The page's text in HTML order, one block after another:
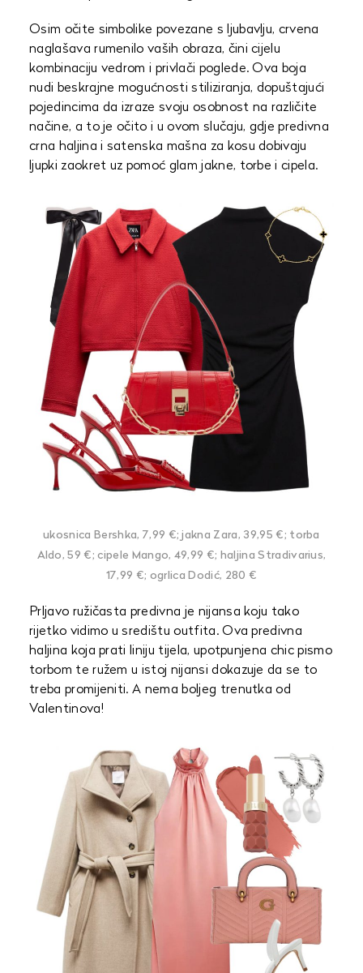
Osim očite simbolike povezane s ljubavlju, crvena
naglašava rumenilo vaših obraza, čini cijelu
kombinaciju vedrom i privlači poglede. Ova boja
nudi beskrajne mogućnosti stiliziranja, dopuštajući
pojedincima da izraze svoju osobnost na različite
načine, a to je očito i u ovom slučaju, gdje predivna
crna haljina i satenska mašna za kosu dobivaju
ljupki zaokret uz pomoć glam jakne, torbe i cipela.
ukosnica Bershka, 7,99 €; jakna Zara, 39,95 €; torba
Aldo, 59 €; cipele Mango, 49,99 €; haljina Stradivarius,
17,99 €; ogrlica Dodić, 280 €
Prljavo ružičasta predivna je nijansa koju tako
rijetko vidimo u središtu outfita. Ova predivna
haljina koja prati liniju tijela, upotpunjena chic pismo
torbom te ružem u istoj nijansi dokazuje da se to
treba promijeniti. A nema boljeg trenutka od
Valentinova!